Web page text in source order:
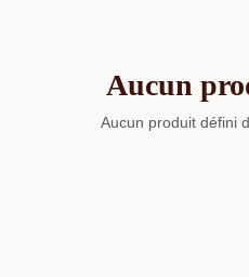
Aucun
Aucun produit défini